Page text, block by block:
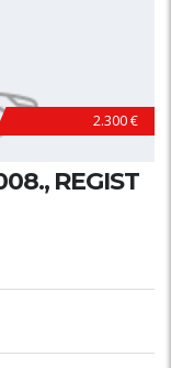
2.300 €
REGIST